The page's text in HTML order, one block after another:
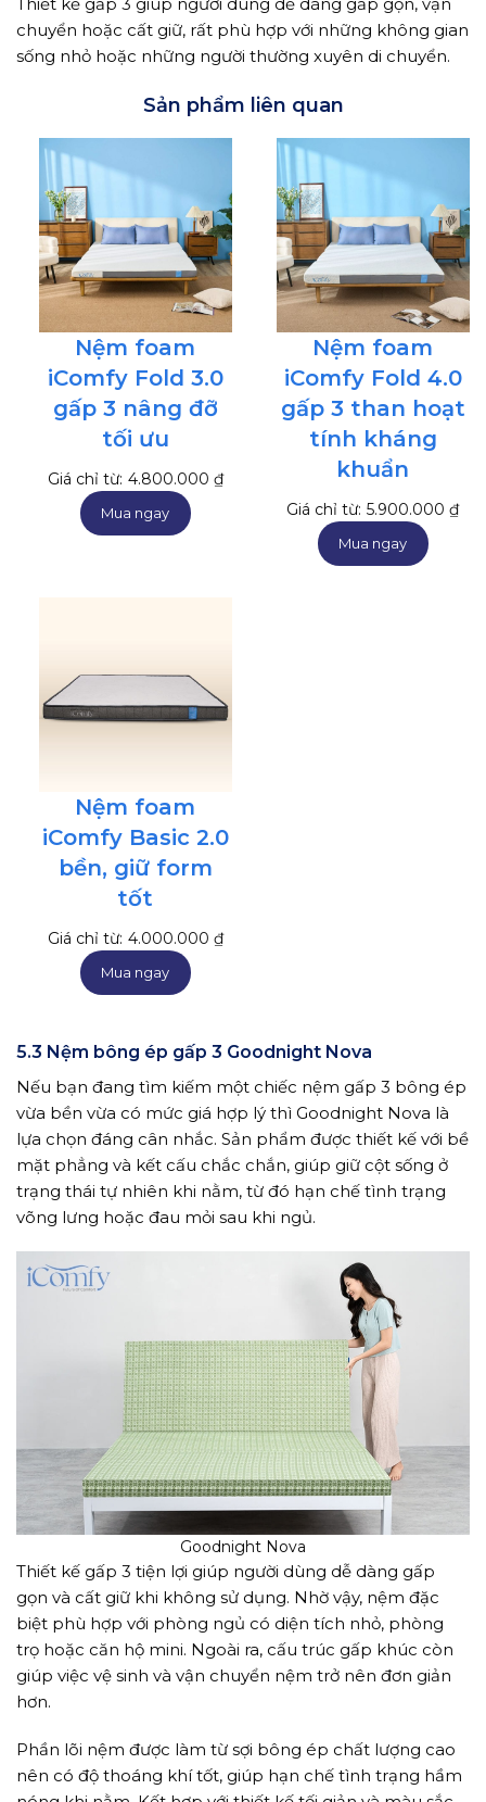
chuyển hoặc cất giữ, rất phù hợp với những không gian
sống nhỏ hoặc những người thường xuyên di chuyển.
Sản phẩm liên quan
Nệm foam
iComfy Fold 3.0
gấp 3 nâng đỡ
tối ưu
Giá chỉ từ: 4.800.000 ₫
Mua ngay
Nệm foam
iComfy Fold 4.0
gấp 3 than hoạt
tính kháng
khuẩn
Giá chỉ từ: 5.900.000₫
Mua ngay
Nệm foam
iComfy Basic 2.0
bền, giữ form
tốt
Giá chỉ từ: 4.000.000 ₫
Mua ngay
5.3 Nệm bông ép gấp 3 Goodnight Nova
Nếu bạn đang tìm kiếm một chiếc nệm gấp 3 bông ép
vừa bền vừa có mức giá hợp lý thì Goodnight Nova là
lựa chọn đáng cân nhắc. Sản phẩm được thiết kế với bề
mặt phẳng và kết cấu chắc chắn, giúp giữ cột sống ở
trạng thái tự nhiên khi nằm, từ đó hạn chế tình trạng
võng lưng hoặc đau mỏi sau khi ngủ.
Goodnight Nova
Thiết kế gấp 3 tiện lợi giúp người dùng dễ dàng gấp
gọn và cất giữ khi không sử dụng. Nhờ vậy, nệm đặc
biệt phù hợp với phòng ngủ có diện tích nhỏ, phòng
trọ hoặc căn hộ mini. Ngoài ra, cấu trúc gấp khúc còn
giúp việc vệ sinh và vận chuyển nệm trở nên đơn giản
hơn.
Phần lõi nệm được làm từ sợi bông ép chất lượng cao
nên có độ thoáng khí tốt, giúp hạn chế tình trạng hầm